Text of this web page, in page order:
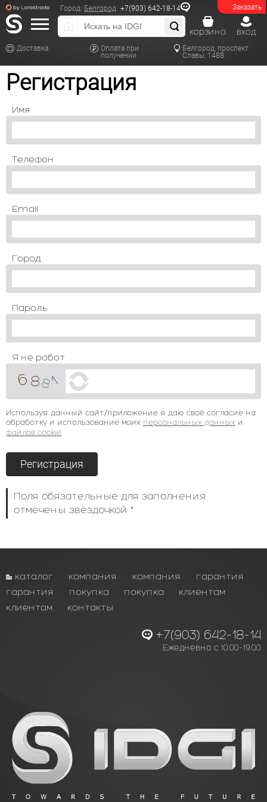
Заказать
Город: Белгород +7(903) 642-18-14
Доставка
Оплата при
получении
Белгород, проспект
Славы, 148В
вход
корзина
Регистрация
Имя
Телефон
Email
Город
Пароль
Я не робот
Используя данный сайт/приложение я даю своё согласие на
обработку и использование моих персональных данных и
файлов cookie.
Поля обязательные для заполнения
отмечены звёздочкой *
каталог компания компания
гарантия
гарантия
покупка покупка
клиентам
клиентам
контакты
+7(903) 642-18-14
Ежедневно с 10:00-19:00